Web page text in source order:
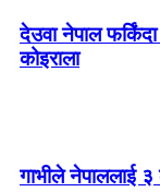
देउवा नेपाल
कोइराला
गाभीले नेपाललाई